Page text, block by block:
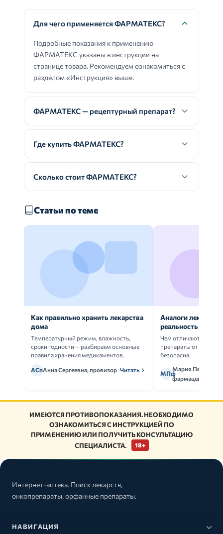
Для чего применяется ФАРМАТЕКС?
Подробные показания к применению
ФАРМАТЕКС указаны в инструкции на
странице товара. Рекомендуем ознакомиться с
разделом «Инструкция» выше.
ФАРМАТЕКС — рецептурный препарат?
Где купить ФАРМАТЕКС?
Сколько стоит ФАРМАТЕКС?
Статьи по теме
Как правильно хранить лекарства
дома
Температурный режим, влажность,
сроки годности — разбираем основные
правила хранения медикаментов.
АСпАнна Сергеевна, провизор Читать
Аналоги
реальность
Чем отличаются
препараты от
безопасна.
МПф
Мария Петрова,
фармацевт
ИМЕЮТСЯ ПРОТИВОПОКАЗАНИЯ. НЕОБХОДИМО
ОЗНАКОМИТЬСЯ С ИНСТРУКЦИЕЙ ПО
ПРИМЕНЕНИЮ ИЛИ ПОЛУЧИТЬ КОНСУЛЬТАЦИЮ
СПЕЦИАЛИСТА.
18+
Интернет-аптека. Поиск лекарств,
онкопрепараты, орфанные препараты.
НАВИГАЦИЯ